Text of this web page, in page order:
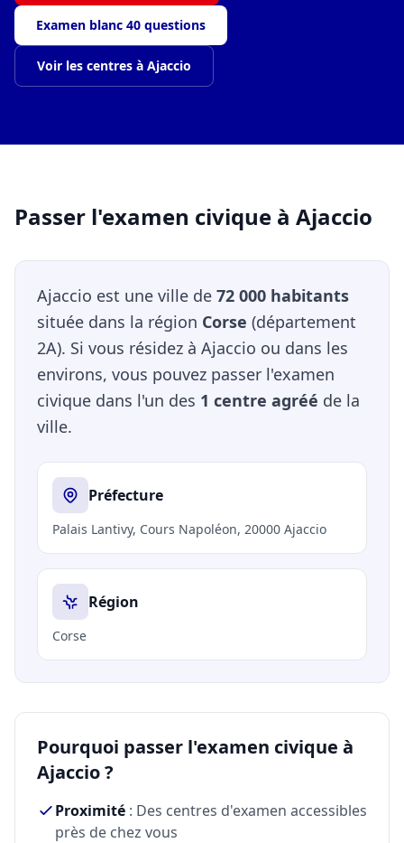
Examen blanc 40 questions
Voir les centres à Ajaccio
Passer l'examen civique à Ajaccio
Ajaccio est une ville de 72 000 habitants
située dans la région Corse (département
2A). Si vous résidez à Ajaccio ou dans les
environs, vous pouvez passer l'examen
civique dans l'un des 1 centre agréé de la
ville.
Préfecture
Palais Lantivy, Cours Napoléon, 20000 Ajaccio
Région
Corse
Pourquoi passer l'examen civique à
Ajaccio ?
Proximité : Des centres d'examen accessibles
près de chez vous